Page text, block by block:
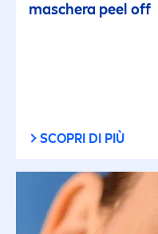
maschera peel off
SCOPRI DI PIÙ